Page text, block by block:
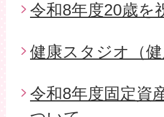
令和8年度20歳を
健康スタジオ（健
令和8年度固定資